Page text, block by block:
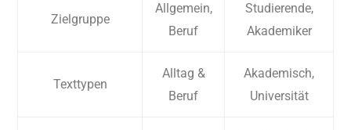
Zielgruppe
Allgemein,
Beruf
Studierende,
Akademiker
Texttypen
Alltag &
Beruf
Akademisch,
Universität